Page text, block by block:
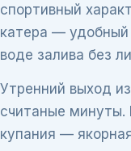
спортивный
катера — удобный
воде залива без
Утренний выход
считаные минуты.
купания —